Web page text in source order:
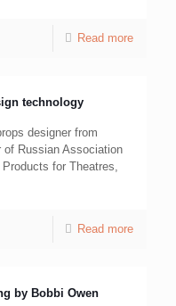
Read more
technology
designer from
of Russian Association
for Theatres,
Read more
by Bobbi Owen